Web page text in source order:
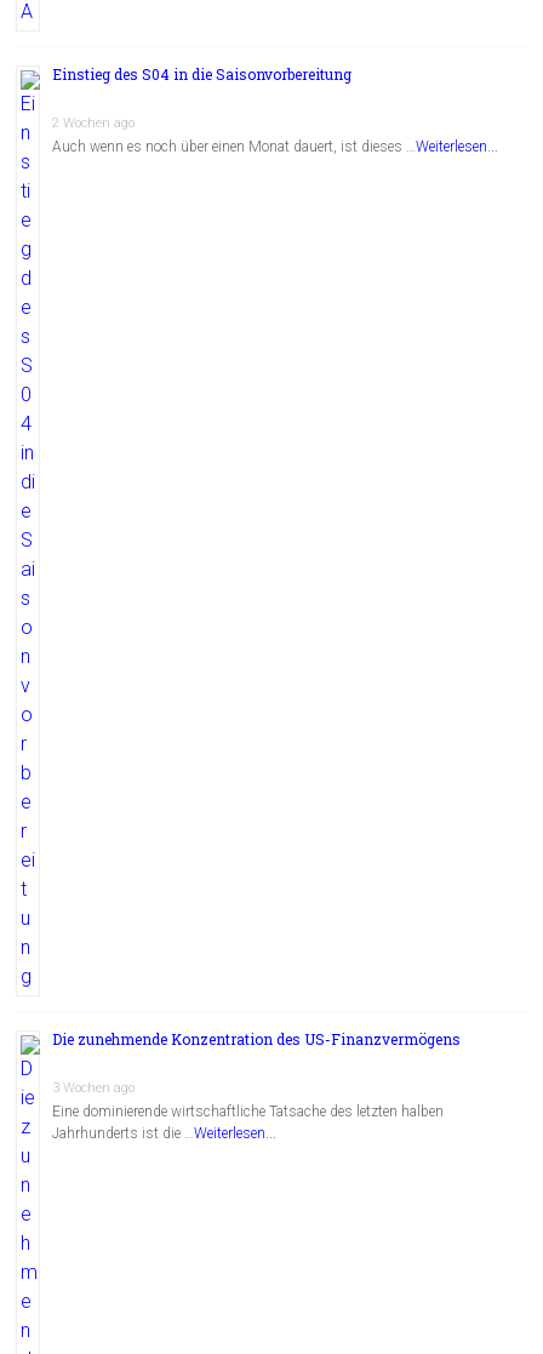
Einstieg des S04 in die Saisonvorbereitung
2 Wochen ago
Auch wenn es noch über einen Monat dauert, ist dieses …Weiterlesen...
Die zunehmende Konzentration des US-Finanzvermögens
3 Wochen ago
Eine dominierende wirtschaftliche Tatsache des letzten halben
Jahrhunderts ist die …Weiterlesen...